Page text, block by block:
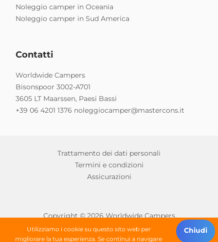
Utilizziamo i cookie su questo sito web per
migliorare la tua esperienza. Se continui a navigare
Chiudi
Noleggio camper in Oceania
Noleggio camper in Sud America
Contatti
Worldwide Campers
Bisonspoor 3002-A701
3605 LT Maarssen, Paesi Bassi
+39 06 4201 1376 noleggiocamper@mastercons.it
Trattamento dei dati personali
Termini e condizioni
Assicurazioni
Copyright © 2026 Worldwide Campers
Alle rechten onder voorbehoud